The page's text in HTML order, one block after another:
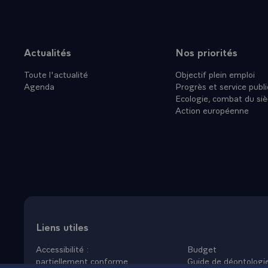
qui ont
fallait que
restent à
échéant,
- Alors dans
par les
ici Roland
villes sous
ceux qui
- Eh bien
du 19ème,
Plan du site
Actualités
Toute l'actualité
Agenda
Nos priorités
Objectif plein emploi
Progrès et service
Ecologie, combat du
Action européenne
Liens utiles
Accessibilité :
partiellement conforme
Budget
Guide de